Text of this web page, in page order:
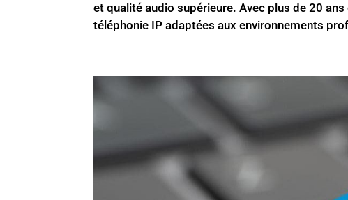
et qualité audio supérieure. Avec plus de 20
téléphonie IP adaptées aux environnements